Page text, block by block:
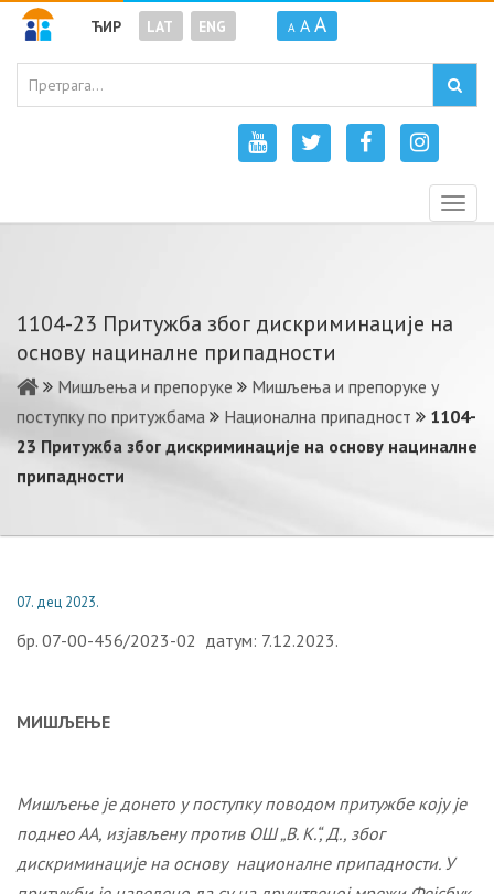
ЋИР LAT ENG A A A
1104-23 Притужба због дискриминације на
основу нациналне припадности
Мишљења и препоруке
Мишљења и препоруке у
поступку по притужбама
Национална припадност
1104-
23 Притужба због дискриминације на основу нациналне
припадности
07. дец 2023.
бр. 07-00-456/2023-02 датум: 7.12.2023.
МИШЉЕЊЕ
Мишљење је донето у поступку поводом притужбе којуje
поднеoAA, изјављену против ОШ „В. К.“, Д., због
дискриминације на основу националне припадности. У